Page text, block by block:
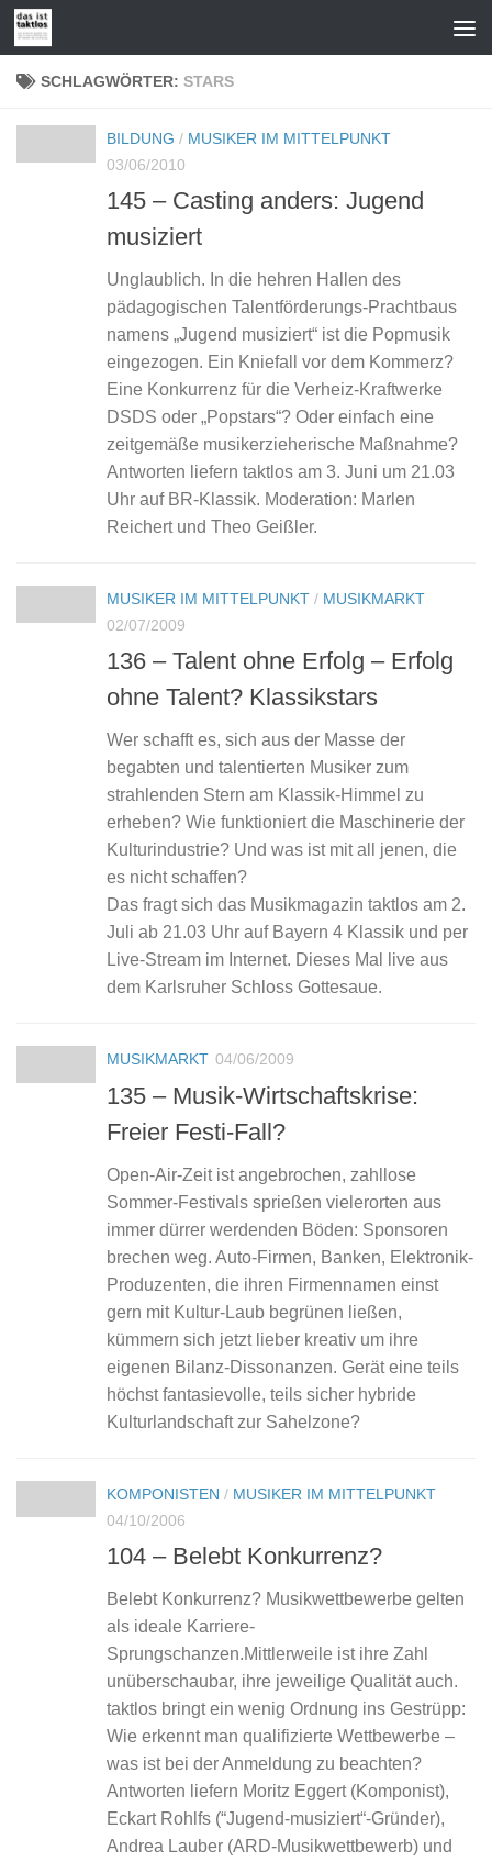
Zum Inhalt springen
SCHLAGWÖRTER: STARS
BILDUNG / MUSIKER IM MITTELPUNKT
03/06/2010
145 – Casting anders: Jugend
musiziert
Unglaublich. In die hehren Hallen des
pädagogischen Talentförderungs-Prachtbaus
namens „Jugend musiziert“ ist die Popmusik
eingezogen. Ein Kniefall vor dem Kommerz?
Eine Konkurrenz für die Verheiz-Kraftwerke
DSDS oder „Popstars“? Oder einfach eine
zeitgemäße musikerzieherische Maßnahme?
Antworten liefern taktlos am 3. Juni um 21.03
Uhr auf BR-Klassik. Moderation: Marlen
Reichert und Theo Geißler.
MUSIKER IM MITTELPUNKT / MUSIKMARKT
02/07/2009
136 – Talent ohne Erfolg – Erfolg
ohne Talent? Klassikstars
Wer schafft es, sich aus der Masse der
begabten und talentierten Musiker zum
strahlenden Stern am Klassik-Himmel zu
erheben? Wie funktioniert die Maschinerie der
Kulturindustrie? Und was ist mit all jenen, die
es nicht schaffen?
Das fragt sich das Musikmagazin taktlos am 2.
Juli ab 21.03 Uhr auf Bayern 4 Klassik und per
Live-Stream im Internet. Dieses Mal live aus
dem Karlsruher Schloss Gottesaue.
MUSIKMARKT 04/06/2009
135 – Musik-Wirtschaftskrise:
Freier Festi-Fall?
Open-Air-Zeit ist angebrochen, zahllose
Sommer-Festivals sprießen vielerorten aus
immer dürrer werdenden Böden: Sponsoren
brechen weg. Auto-Firmen, Banken, Elektronik-
Produzenten, die ihren Firmennamen einst
gern mit Kultur-Laub begrünen ließen,
kümmern sich jetzt lieber kreativ um ihre
eigenen Bilanz-Dissonanzen. Gerät eine teils
höchst fantasievolle, teils sicher hybride
Kulturlandschaft zur Sahelzone?
KOMPONISTEN / MUSIKER IM MITTELPUNKT
04/10/2006
104 – Belebt Konkurrenz?
Belebt Konkurrenz? Musikwettbewerbe gelten
als ideale Karriere-
Sprungschanzen.Mittlerweile ist ihre Zahl
unüberschaubar, ihre jeweilige Qualität auch.
taktlos bringt ein wenig Ordnung ins Gestrüpp:
Wie erkennt man qualifizierte Wettbewerbe –
was ist bei der Anmeldung zu beachten?
Antworten liefern Moritz Eggert (Komponist),
Eckart Rohlfs (“Jugend-musiziert“-Gründer),
Andrea Lauber (ARD-Musikwettbewerb) und